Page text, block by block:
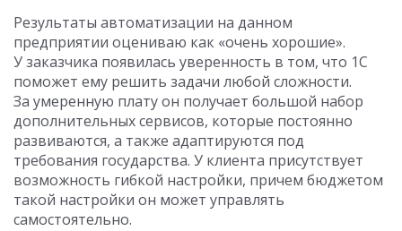
Результаты автоматизации на данном
предприятии оцениваю как «очень хорошие».
У заказчика появилась уверенность в том, что 1С
поможет ему решить задачи любой сложности.
За умеренную плату он получает большой набор
дополнительных сервисов, которые постоянно
развиваются, а также адаптируются под
требования государства. У клиента присутствует
возможность гибкой настройки, причем бюджетом
такой настройки он может управлять
самостоятельно.